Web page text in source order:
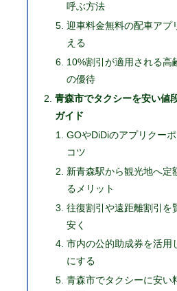
呼ぶ方法
迎車料金無料の配車アプ
える
10%割引が適用される高
の優待
青森市でタクシーを安い値
ガイド
GOやDiDiのアプリクー
コツ
新青森駅から観光地へ定
るメリット
往復割引や遠距離割引を
安く
市内の公的助成券を活用
にする
青森市でタクシーに安い